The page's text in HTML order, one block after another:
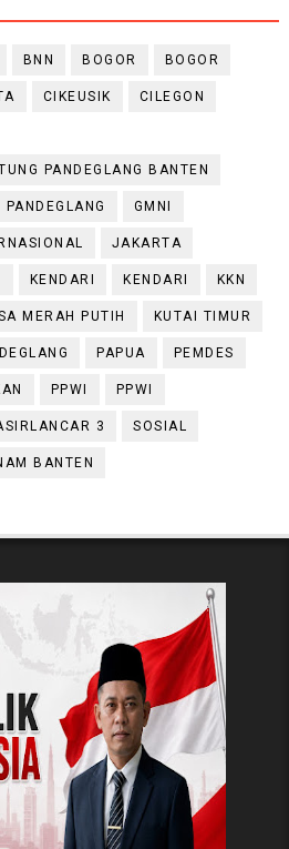
BNN BOGOR BOGOR
CIKEUSIK CILEGON
PANDEGLANG BANTEN
PANDEGLANG GMNI
JAKARTA
KENDARI KENDARI KKN
MERAH PUTIH KUTAI TIMUR
PAPUA PEMDES
PPWI PPWI
3 SOSIAL
BANTEN